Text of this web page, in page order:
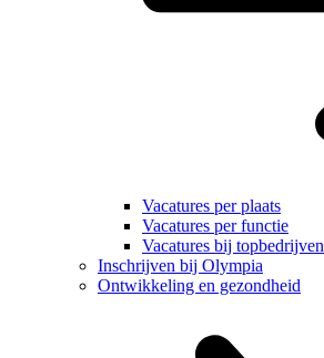
Vacatures per plaats
Vacatures per functie
Vacatures bij topbedrijven
Inschrijven bij Olympia
Ontwikkeling en gezondheid